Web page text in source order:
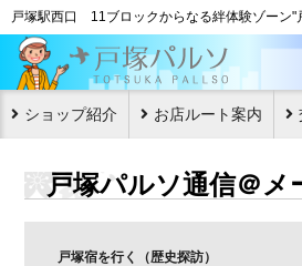
戸塚駅西口 11ブロックからなる絆体験ゾーン"
ショップ紹介 お店ルート案内
戸塚パルソ通信＠メ
戸塚宿を行く（歴史探訪）